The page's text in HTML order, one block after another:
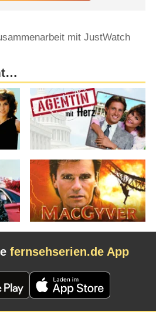
mit JustWatch
fernsehserien.de App